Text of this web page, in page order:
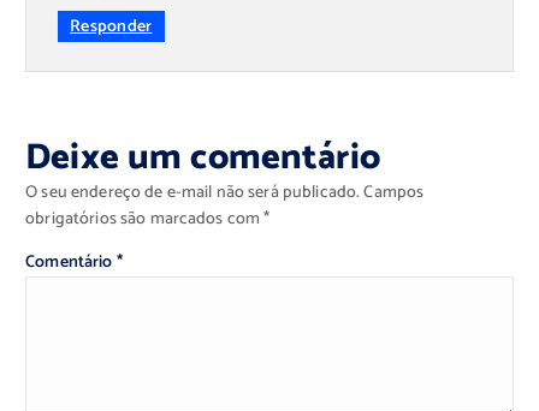
Responder
Deixe um comentário
O seu endereço de e-mail não será publicado.Campos
obrigatórios são marcados com*
Comentário*